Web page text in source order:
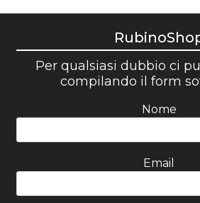
Per qualsiasi dubbio ci
compilando il form
Nome
Email